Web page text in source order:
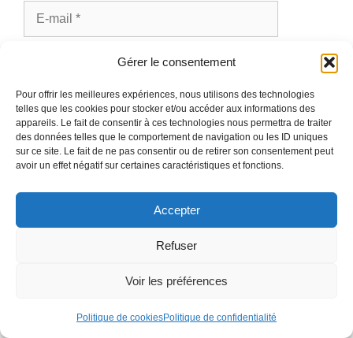
Gérer le consentement
Pour offrir les meilleures expériences, nous utilisons des technologies
telles que les cookies pour stocker et/ou accéder aux informations des
appareils. Le fait de consentir à ces technologies nous permettra de traiter
des données telles que le comportement de navigation ou les ID uniques
sur ce site. Le fait de ne pas consentir ou de retirer son consentement peut
avoir un effet négatif sur certaines caractéristiques et fonctions.
Accepter
Refuser
Voir les préférences
Politique de cookiesPolitique de confidentialité
Ce site utilise Akismet pour réduire les indésirables.
En savoir plus sur la façon dont les données de vos
RECHERCHER